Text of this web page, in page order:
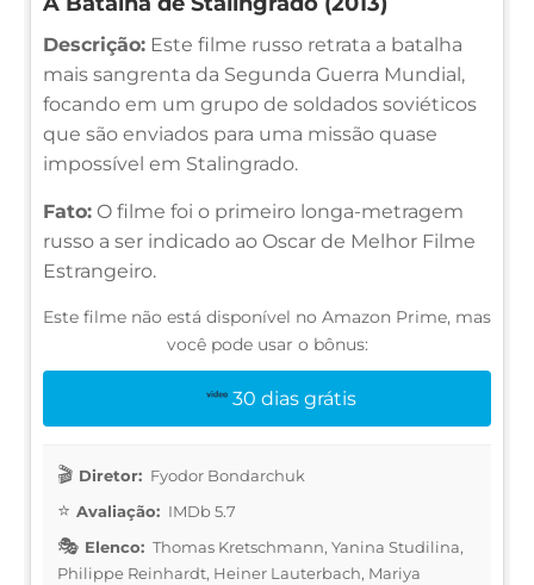
Descrição: Este filme russo retrata a batalha
mais sangrenta da Segunda Guerra Mundial,
focando em um grupo de soldados soviéticos
que são enviados para uma missão quase
impossível em Stalingrado.
Fato: O filme foi o primeiro longa-metragem
russo a ser indicado ao Oscar de Melhor Filme
Estrangeiro.
Este filme não está disponível no Amazon Prime, mas
você pode usar o bônus:
30 dias grátis
Diretor: Fyodor Bondarchuk
Avaliação: IMDb 5.7
Elenco: Thomas Kretschmann, Yanina Studilina,
Philippe Reinhardt, Heiner Lauterbach, Mariya